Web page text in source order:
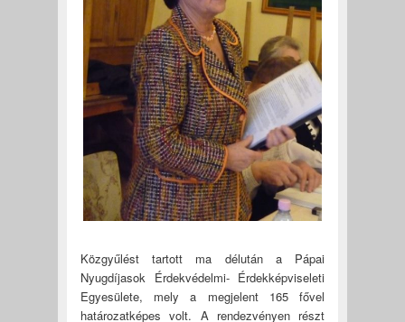
Közgyűlést tartott ma délután a Pápai
Nyugdíjasok Érdekvédelmi- Érdekképviseleti
Egyesülete, mely a megjelent 165 fővel
határozatképes volt. A rendezvényen részt